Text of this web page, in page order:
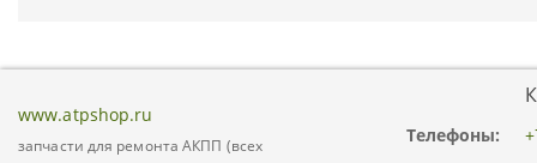
www.atpshop.ru
запчасти для ремонта АКПП (всех
Телефоны: